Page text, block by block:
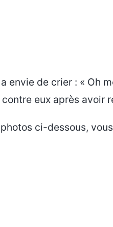
envie de crier : « Oh
eux après avoir
ci-dessous,